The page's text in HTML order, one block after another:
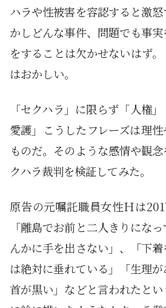
ハラや性被害を容認すると激
かしどんな事件、問題でも事
をすることは欠かせないはず
はおかしい。
「セクハラ」に限らず「人権
愛護」こうしたフレーズは理
ものだ。そのような感情や観
クハラ裁判を検証してみた。
原告の元嘱託職員女性Ｈは
「離島でお前と二人きりにな
んかに手を出さない」、「下
は絶対に垂れている」「生理
首が黒い」などと言われたと